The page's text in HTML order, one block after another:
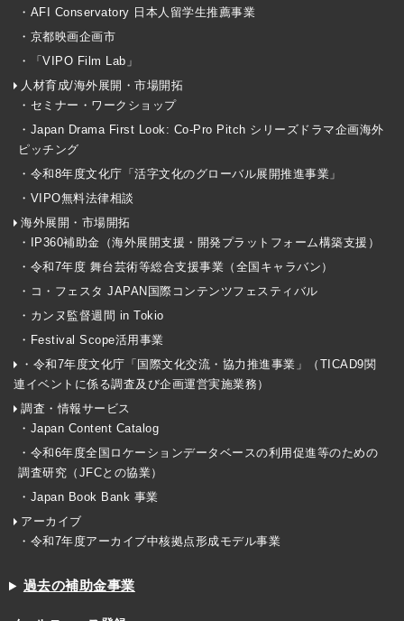
・AFI Conservatory 日本人留学生推薦事業
・京都映画企画市
・「VIPO Film Lab」
人材育成/海外展開・市場開拓
・セミナー・ワークショップ
・Japan Drama First Look: Co-Pro Pitch シリーズドラマ企画海外
ピッチング
・令和8年度文化庁「活字文化のグローバル展開推進事業」
・VIPO無料法律相談
海外展開・市場開拓
・IP360補助金（海外展開支援・開発プラットフォーム構築支援）
・令和7年度 舞台芸術等総合支援事業（全国キャラバン）
・コ・フェスタ JAPAN国際コンテンツフェスティバル
・カンヌ監督週間 in Tokio
・Festival Scope活用事業
・令和7年度文化庁「国際文化交流・協力推進事業」（TICAD9関
連イベントに係る調査及び企画運営実施業務）
調査・情報サービス
・Japan Content Catalog
・令和6年度全国ロケーションデータベースの利用促進等のための
調査研究（JFCとの協業）
・Japan Book Bank 事業
アーカイブ
・令和7年度アーカイブ中核拠点形成モデル事業
過去の補助金事業